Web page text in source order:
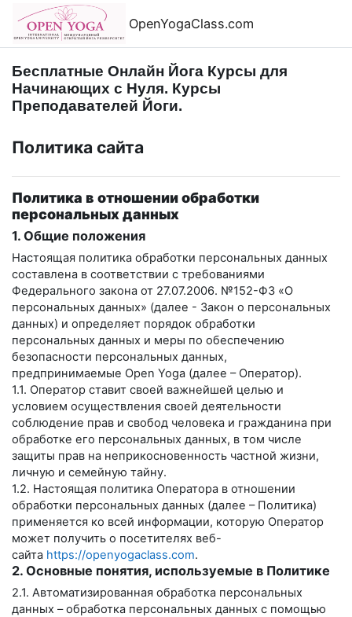
Перейти к основному содержанию
OpenYogaClass.com
Бесплатные Онлайн Йога Курсы для
Начинающих с Нуля. Курсы
Преподавателей Йоги.
Политика сайта
Политика в отношении обработки
персональных данных
1. Общие положения
Настоящая политика обработки персональных данных
составлена в соответствии с требованиями
Федерального закона от 27.07.2006. №152-ФЗ «О
персональных данных» (далее - Закон о персональных
данных) и определяет порядок обработки
персональных данных и меры по обеспечению
безопасности персональных данных,
предпринимаемые Open Yoga (далее – Оператор).
1.1. Оператор ставит своей важнейшей целью и
условием осуществления своей деятельности
соблюдение прав и свобод человека и гражданина при
обработке его персональных данных, в том числе
защиты прав на неприкосновенность частной жизни,
личную и семейную тайну.
1.2. Настоящая политика Оператора в отношении
обработки персональных данных (далее – Политика)
применяется ко всей информации, которую Оператор
может получить о посетителях веб-
сайта https://openyogaclass.com.
2. Основные понятия, используемые в Политике
2.1. Автоматизированная обработка персональных
данных – обработка персональных данных с помощью